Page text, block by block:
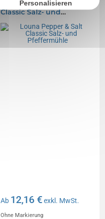
Louna Pepper & Salt
Classic Salz- und
Pfeffermühle
Ab 12,16 €exkl. MwSt.
Ohne Markierung
Personalisieren